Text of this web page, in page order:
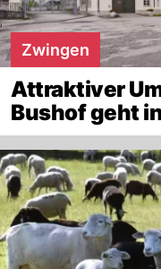
Zwingen
Attraktiver
Bushof geht